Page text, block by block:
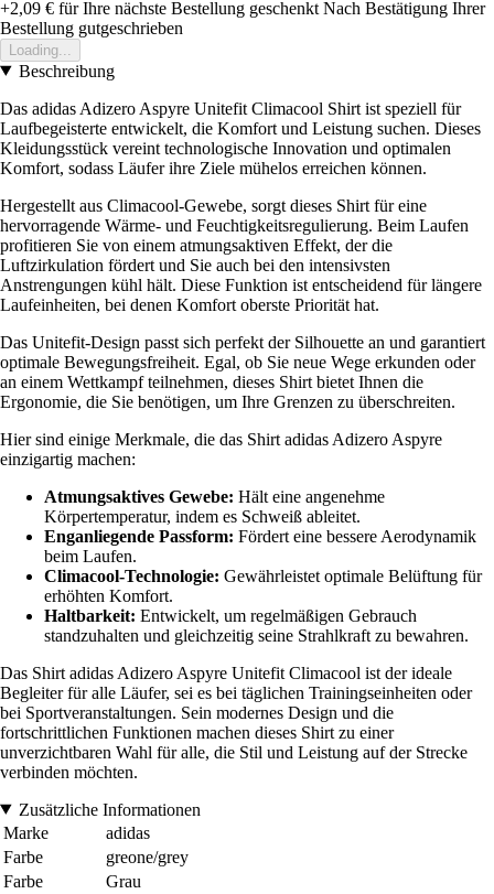
+2,09 € für Ihre nächste Bestellung geschenkt Nach Bestätigung Ihrer
Bestellung gutgeschrieben
Loading...
Beschreibung
Das adidas Adizero Aspyre Unitefit Climacool Shirt ist speziell für
Laufbegeisterte entwickelt, die Komfort und Leistung suchen. Dieses
Kleidungsstück vereint technologische Innovation und optimalen
Komfort, sodass Läufer ihre Ziele mühelos erreichen können.
Hergestellt aus Climacool-Gewebe, sorgt dieses Shirt für eine
hervorragende Wärme- und Feuchtigkeitsregulierung. Beim Laufen
profitieren Sie von einem atmungsaktiven Effekt, der die
Luftzirkulation fördert und Sie auch bei den intensivsten
Anstrengungen kühl hält. Diese Funktion ist entscheidend für längere
Laufeinheiten, bei denen Komfort oberste Priorität hat.
Das Unitefit-Design passt sich perfekt der Silhouette an und garantiert
optimale Bewegungsfreiheit. Egal, ob Sie neue Wege erkunden oder
an einem Wettkampf teilnehmen, dieses Shirt bietet Ihnen die
Ergonomie, die Sie benötigen, um Ihre Grenzen zu überschreiten.
Hier sind einige Merkmale, die das Shirt adidas Adizero Aspyre
einzigartig machen:
Atmungsaktives Gewebe: Hält eine angenehme
Körpertemperatur, indem es Schweiß ableitet.
Enganliegende Passform: Fördert eine bessere Aerodynamik
beim Laufen.
Climacool-Technologie: Gewährleistet optimale Belüftung für
erhöhten Komfort.
Haltbarkeit: Entwickelt, um regelmäßigen Gebrauch
standzuhalten und gleichzeitig seine Strahlkraft zu bewahren.
Das Shirt adidas Adizero Aspyre Unitefit Climacool ist der ideale
Begleiter für alle Läufer, sei es bei täglichen Trainingseinheiten oder
bei Sportveranstaltungen. Sein modernes Design und die
fortschrittlichen Funktionen machen dieses Shirt zu einer
unverzichtbaren Wahl für alle, die Stil und Leistung auf der Strecke
verbinden möchten.
Zusätzliche Informationen
Marke
adidas
Farbe
greone/grey
Farbe
Grau